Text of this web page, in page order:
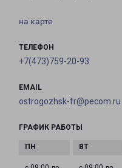
на карте
ТЕЛЕФОН
+7(473)759-20-93
EMAIL
ostrogozhsk-fr@pecom.ru
ГРАФИК РАБОТЫ